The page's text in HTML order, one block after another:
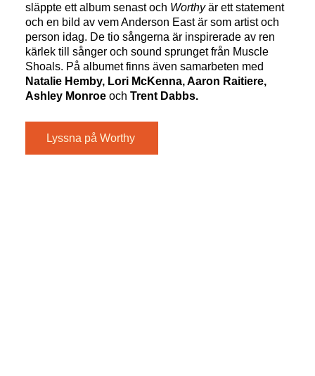
släppte ett album senast och Worthyär ett statement
och en bild av vem Anderson East är som artist och
person idag. De tio sångerna är inspirerade av ren
kärlek till sånger och sound sprunget från Muscle
Shoals. På albumet finns även samarbeten med
Natalie Hemby, Lori McKenna, Aaron Raitiere,
Ashley Monroe ochTrent Dabbs.
Lyssna på Worthy